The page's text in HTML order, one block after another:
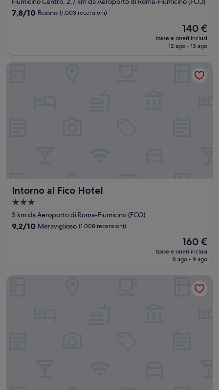
4.0
7.8
7,8/10 Buono (1.003 recensioni)
Il
prezzo
attuale
140 €
140 €
tasse e oneri inclusi
12 ago - 13 ago
Intorno al Fico Hotel
Intorno al Fico Hotel
Struttura
a
3.0
stelle
3 km da Aeroporto di Roma-Fiumicino (FCO)
9.2
9,2/10 Meraviglioso (1.008 recensioni)
Il
prezzo
attuale
160 €
tasse e oneri inclusi
8 ago - 9 ago
Hotel Seccy Boutique Art & Museum